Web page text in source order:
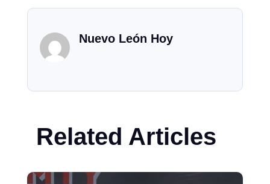
Nuevo León Hoy
Related Articles